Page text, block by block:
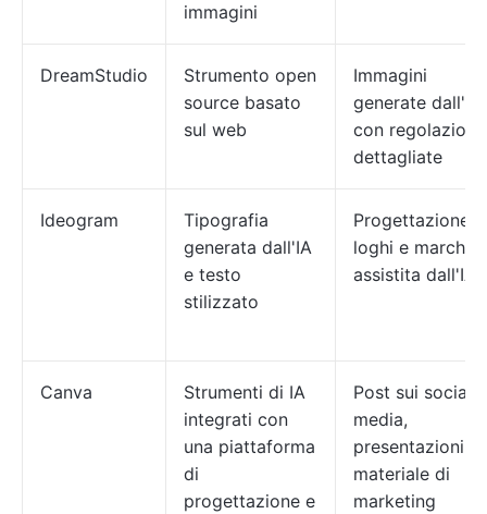
immagini
DreamStudio
Strumento open
source basato
sul web
Immagini
generate dall'IA
con regolazioni
dettagliate
Ideogram
Tipografia
generata dall'IA
e testo
stilizzato
Progettazione
loghi e marchi
assistita dall'IA
Canva
Strumenti di IA
integrati con
una piattaforma
di
progettazione e
Post sui social
media,
presentazioni,
materiale di
marketing